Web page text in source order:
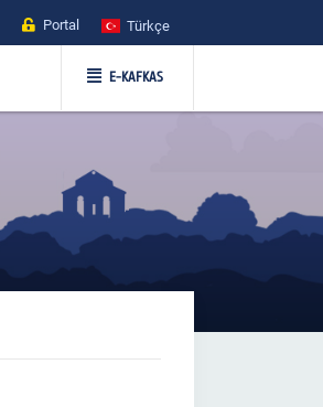
Portal Türkçe
E-KAFKAS